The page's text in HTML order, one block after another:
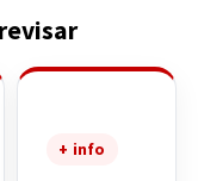
+ info